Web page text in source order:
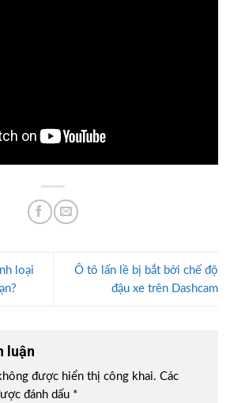
loại
Ô tô lấn lề bị bắt bởi chế độ
đậu xe trên Dashcam
luận
được hiển thị công khai. Các
đánh dấu *